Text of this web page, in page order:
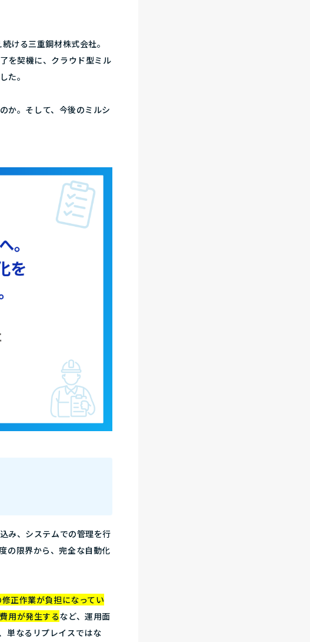
ける三重鋼材株式会社。
を契機に、クラウド型ミル
た。
か。 そして、今後のミルシ
み、システムでの管理を行
の限界から、完全な自動化
正作業が負担になってい
用が発生するなど、運用面
単なるリプレイスではな